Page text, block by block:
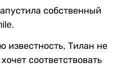
собственный
известность, Тилан не
соответствовать